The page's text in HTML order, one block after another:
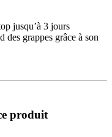
jusqu’à 3 jours
des grappes grâce à son
produit